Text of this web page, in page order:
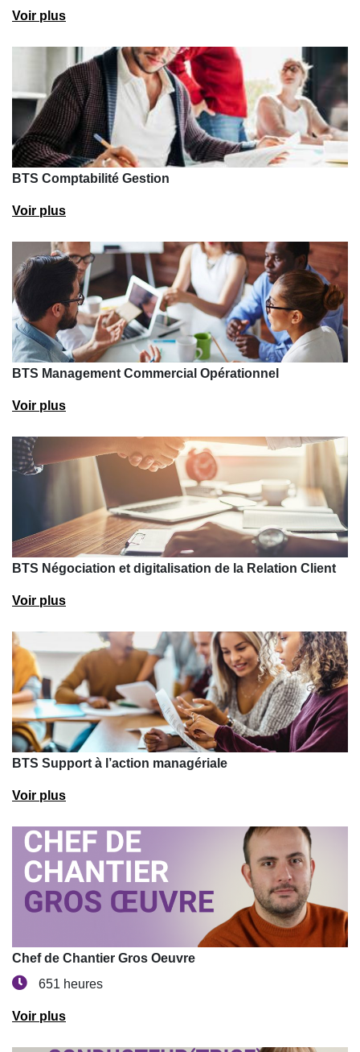
Voir plus
BTS Comptabilité Gestion
Voir plus
BTS Management Commercial Opérationnel
Voir plus
BTS Négociation et digitalisation de la Relation Client
Voir plus
BTS Support à l’action managériale
Voir plus
Chef de Chantier Gros Oeuvre
651 heures
Voir plus